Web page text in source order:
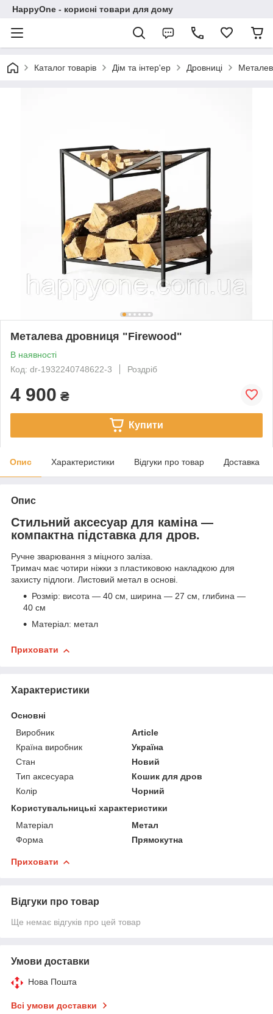
HappyOne - корисні товари для дому
Каталог товарів Дім та інтер'ер Дровниці
Металева дровниця "Firewood"
В наявності
Код: dr-1932240748622-3
Роздріб
4 900 ₴
Купити
Опис Характеристики Відгуки про товар Доставка
Опис
Стильний аксесуар для каміна —
компактна підставка для дров.
Ручне зварювання з міцного заліза.
Тримач має чотири ніжки з пластиковою накладкою для
захисту підлоги. Листовий метал в основі.
Розмір: висота — 40 см, ширина — 27 см, глибина —
40 см
Матеріал: метал
Приховати
Характеристики
Основні
Виробник
Article
Країна виробник
Україна
Стан
Новий
Тип аксесуара
Кошик для дров
Колір
Чорний
Користувальницькі характеристики
Матеріал
Метал
Форма
Прямокутна
Приховати
Відгуки про товар
Ще немає відгуків про цей товар
Умови доставки
Нова Пошта
Всі умови доставки